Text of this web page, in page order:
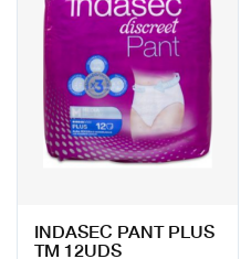
INDASEC PANT PLUS
TM 12UDS